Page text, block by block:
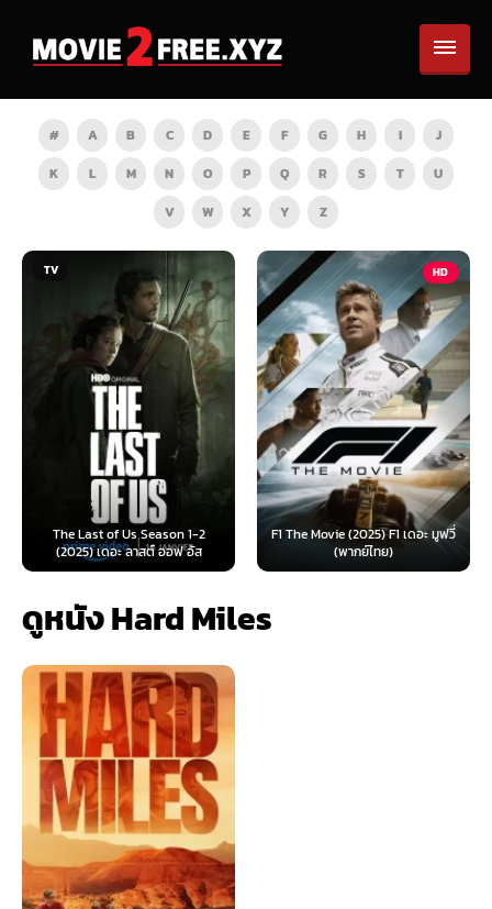
# A B C D E F G H I
J
K
L M N O P Q R S T
U
V
W X Y Z
TV
The Last of Us Season 1-2
(2025) เดอะ ลาสต์ ออฟ อัส
HD
F1 The Movie (2025) F1 เดอะ มูฟวี่
(พากย์ไทย)
ดูหนัง Hard Miles